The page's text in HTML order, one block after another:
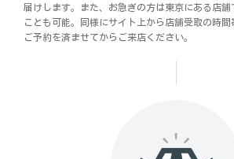
届けします。また、お急ぎの方は東京にある店舗
ことも可能。同様にサイト上から店舗受取の時
ご予約を済ませてからご来店ください。